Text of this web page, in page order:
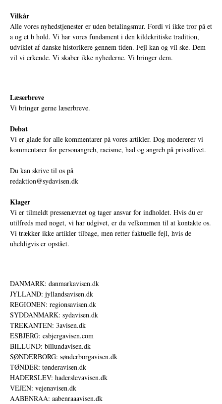
Vilkår
Alle vores nyhedstjenester er uden betalingsmur. Fordi vi ikke tror på et
a og et b hold. Vi har vores fundament i den kildekritiske tradition,
udviklet af danske historikere gennem tiden. Fejl kan og vil ske. Dem
vil vi erkende. Vi skaber ikke nyhederne. Vi bringer dem.
Læserbreve
Vi bringer gerne læserbreve.
Debat
Vi er glade for alle kommentarer på vores artikler. Dog modererer vi
kommentarer for personangreb, racisme, had og angreb på privatlivet.
Du kan skrive til os på
redaktion@sydavisen.dk
Klager
Vi er tilmeldt pressenævnet og tager ansvar for indholdet. Hvis du er
utilfreds med noget, vi har udgivet, er du velkommen til at kontakte os.
Vi trækker ikke artikler tilbage, men retter faktuelle fejl, hvis de
uheldigvis er opstået.
DANMARK: danmarkavisen.dk
JYLLAND: jyllandsavisen.dk
REGIONEN: regionsavisen.dk
SYDDANMARK: sydavisen.dk
TREKANTEN: 3avisen.dk
ESBJERG: esbjergavisen.com
BILLUND: billundavisen.dk
SØNDERBORG: sønderborgavisen.dk
TØNDER: tønderavisen.dk
HADERSLEV: haderslevavisen.dk
VEJEN: vejenavisen.dk
AABENRAA: aabenraaavisen.dk